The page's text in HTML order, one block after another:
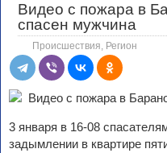
Видео с пожара в
спасен мужчина
Происшествия Регион
3 января в 16-08
задымлении в квартире